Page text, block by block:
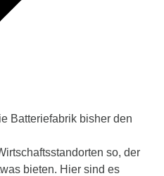
Batteriefabrik bisher den
so, der
bieten. Hier sind es